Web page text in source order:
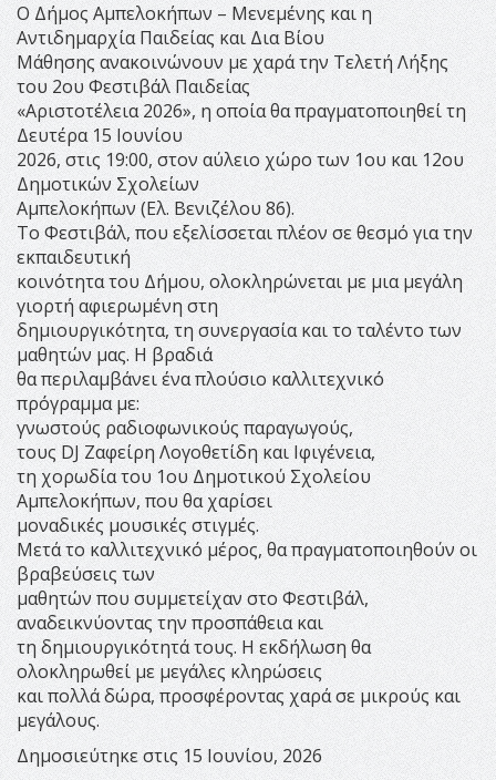
Ο Δήμος Αμπελοκήπων – Μενεμένης και η
Αντιδημαρχία Παιδείας και Δια Βίου
Μάθησης ανακοινώνουν με χαρά την Τελετή Λήξης
του 2ου Φεστιβάλ Παιδείας
«Αριστοτέλεια 2026», η οποία θα πραγματοποιηθεί τη
Δευτέρα 15 Ιουνίου
2026, στις 19:00, στον αύλειο χώρο των 1ου και 12ου
Δημοτικών Σχολείων
Αμπελοκήπων (Ελ. Βενιζέλου 86).
Το Φεστιβάλ, που εξελίσσεται πλέον σε θεσμό για την
εκπαιδευτική
κοινότητα του Δήμου, ολοκληρώνεται με μια μεγάλη
γιορτή αφιερωμένη στη
δημιουργικότητα, τη συνεργασία και το ταλέντο των
μαθητών μας. Η βραδιά
θα περιλαμβάνει ένα πλούσιο καλλιτεχνικό
πρόγραμμα με:
γνωστούς ραδιοφωνικούς παραγωγούς,
τους DJ Ζαφείρη Λογοθετίδη και Ιφιγένεια,
τη χορωδία του 1ου Δημοτικού Σχολείου
Αμπελοκήπων, που θα χαρίσει
μοναδικές μουσικές στιγμές.
Μετά το καλλιτεχνικό μέρος, θα πραγματοποιηθούν οι
βραβεύσεις των
μαθητών που συμμετείχαν στο Φεστιβάλ,
αναδεικνύοντας την προσπάθεια και
τη δημιουργικότητά τους. Η εκδήλωση θα
ολοκληρωθεί με μεγάλες κληρώσεις
και πολλά δώρα, προσφέροντας χαρά σε μικρούς και
μεγάλους.
Δημοσιεύτηκε στις 15 Ιουνίου, 2026